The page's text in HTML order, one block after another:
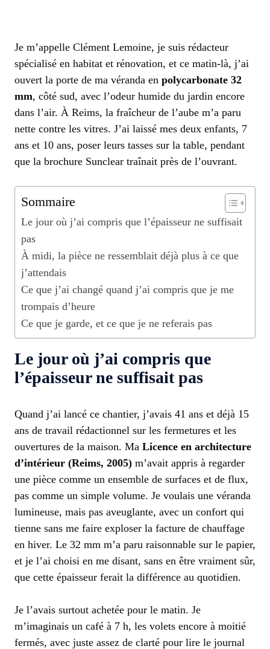
Je m’appelle Clément Lemoine, je suis rédacteur
spécialisé en habitat et rénovation, et ce matin-là, j’ai
ouvert la porte de ma véranda en polycarbonate 32
mm, côté sud, avec l’odeur humide du jardin encore
dans l’air. À Reims, la fraîcheur de l’aube m’a paru
nette contre les vitres. J’ai laissé mes deux enfants, 7
ans et 10 ans, poser leurs tasses sur la table, pendant
que la brochure Sunclear traînait près de l’ouvrant.
Sommaire
Le jour où j’ai compris que l’épaisseur ne suffisait
pas
À midi, la pièce ne ressemblait déjà plus à ce que
j’attendais
Ce que j’ai changé quand j’ai compris que je me
trompais d’heure
Ce que je garde, et ce que je ne referais pas
Le jour où j’ai compris que
l’épaisseur ne suffisait pas
Quand j’ai lancé ce chantier, j’avais 41 ans et déjà 15
ans de travail rédactionnel sur les fermetures et les
ouvertures de la maison. Ma Licence en architecture
d’intérieur (Reims, 2005) m’avait appris à regarder
une pièce comme un ensemble de surfaces et de flux,
pas comme un simple volume. Je voulais une véranda
lumineuse, mais pas aveuglante, avec un confort qui
tienne sans me faire exploser la facture de chauffage
en hiver. Le 32 mm m’a paru raisonnable sur le papier,
et je l’ai choisi en me disant, sans en être vraiment sûr,
que cette épaisseur ferait la différence au quotidien.
Je l’avais surtout achetée pour le matin. Je
m’imaginais un café à 7 h, les volets encore à moitié
fermés, avec juste assez de clarté pour lire le journal